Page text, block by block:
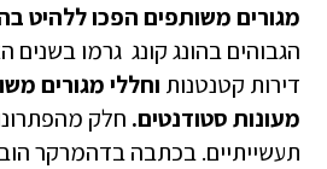
מגורים משותפים הפכו ללהיט
הגבוהים בהונג קונג גרמו בשנים
דירות קטנטנות וחללי מגורים
מעונות סטודנטים. חלק
תעשייתיים. בכתבה בדהמרקר